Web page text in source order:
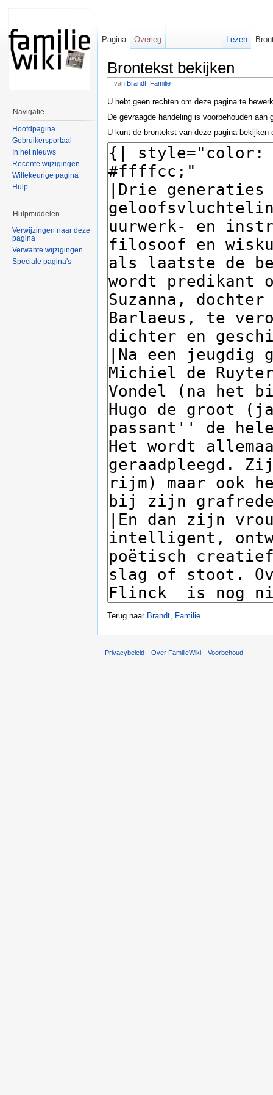
Brontekst bekijken
van Brandt, Familie
U hebt geen rechten om deze pagina te
De gevraagde handeling is voorbehouden
U kunt de brontekst van deze pagina bekijken
Terug naar Brandt, Familie
Pagina Overleg Lezen
Navigatie
Hoofdpagina
Gebruikersportaal
In het nieuws
Recente wijzigingen
Willekeurige pagina
Hulp
Hulpmiddelen
Verwijzingen naar deze
pagina
Verwante wijzigingen
Speciale pagina's
Privacybeleid Over FamilieWiki Voorbehoud